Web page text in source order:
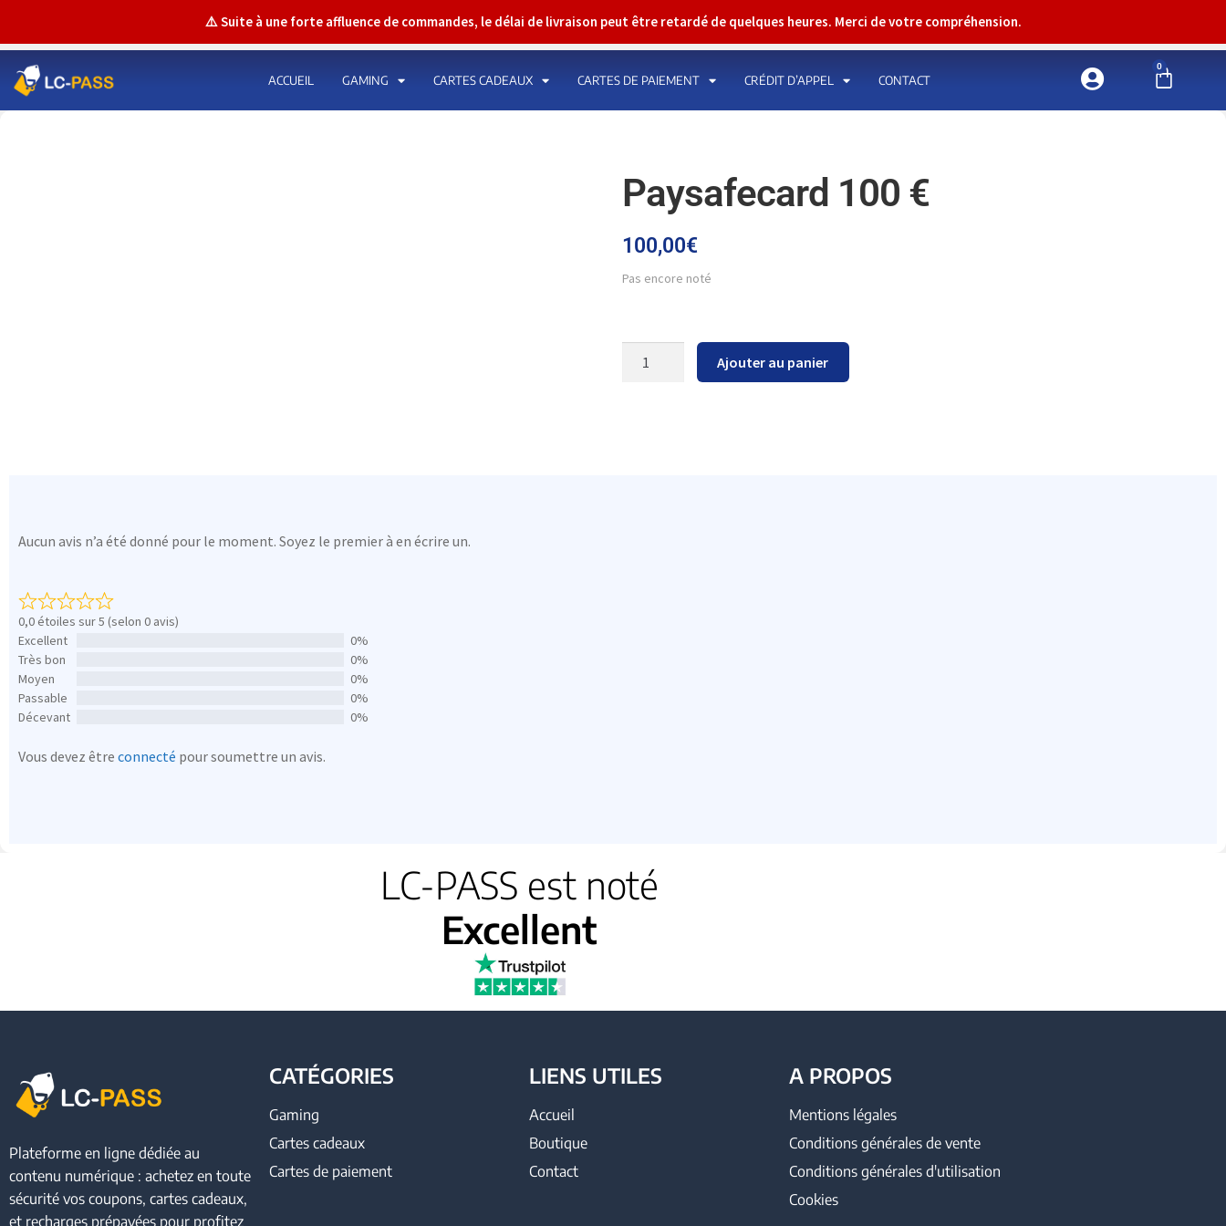
⚠️ Suite à une forte affluence de commandes, le délai de livraison peut être retardé de quelques heures. Merci de votre compréhension.
ACCUEIL GAMING CARTES CADEAUX CARTES DE PAIEMENT CRÉDIT D’APPEL CONTACT
0
Paysafecard 100 €
100,00€
Pas encore noté
Ajouter au panier
Aucun avis n’a été donné pour le moment. Soyez le premier à en écrire un.
0,0 étoiles sur 5 (selon 0 avis)
Excellent
0%
Très bon
0%
Moyen
0%
Passable
0%
Décevant
0%
Vous devez être connecté pour soumettre un avis.
LC-PASS est noté
Excellent
Plateforme en ligne dédiée au
contenu numérique : achetez en toute
sécurité vos coupons, cartes cadeaux,
et recharges prépayées pour profitez
CATÉGORIES
Gaming
Cartes cadeaux
Cartes de paiement
LIENS UTILES
Accueil
Boutique
Contact
A PROPOS
Mentions légales
Conditions générales de vente
Conditions générales d'utilisation
Cookies